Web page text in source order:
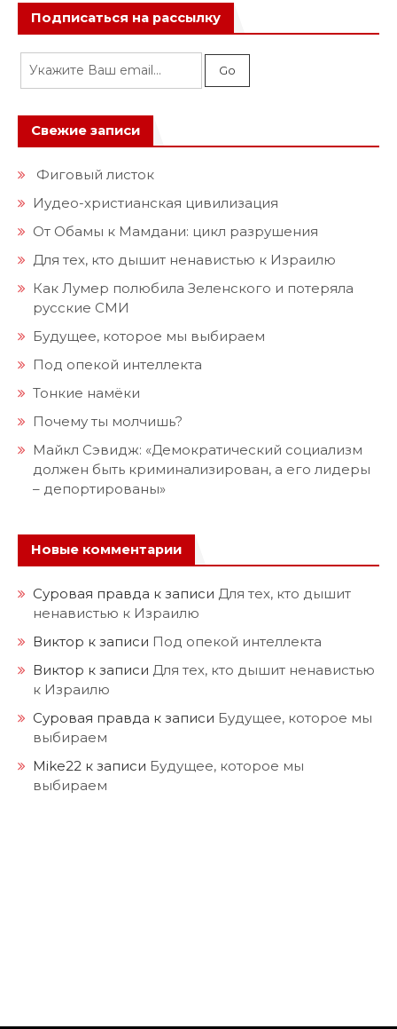
Подписаться на рассылку
Свежие записи
Фиговый листок
Иудео-христианская цивилизация
От Обамы к Мамдани: цикл разрушения
Для тех, кто дышит ненавистью к Израилю
Как Лумер полюбила Зеленского и потеряла
русские СМИ
Будущее, которое мы выбираем
Под опекой интеллекта
Тонкие намёки
Почему ты молчишь?
Майкл Сэвидж: «Демократический социализм
должен быть криминализирован, а его лидеры
– депортированы»
Новые комментарии
Суровая правда к записи Для тех, кто дышит
ненавистью к Израилю
Виктор к записи Под опекой интеллекта
Виктор к записи Для тех, кто дышит ненавистью
к Израилю
Суровая правда к записи Будущее, которое мы
выбираем
Mike22 к записи Будущее, которое мы
выбираем